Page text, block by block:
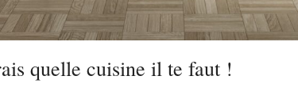
quelle cuisine il te faut !